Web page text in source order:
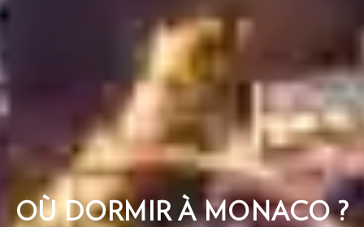
OÙ DORMIR À MONACO ?